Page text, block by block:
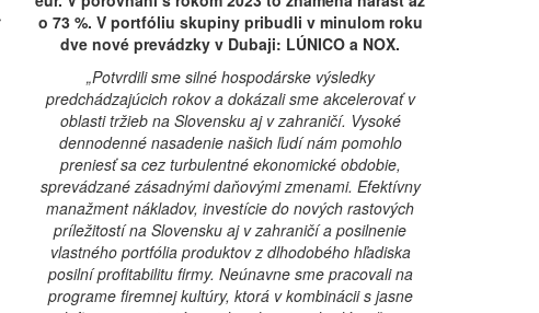
o 73 %. V portfóliu skupiny pribudli v minulom roku
dve nové prevádzky v Dubaji: LÚNICO a NOX.
„Potvrdili sme silné hospodárske výsledky
predchádzajúcich rokov a dokázali sme akcelerovať v
oblasti tržieb na Slovensku aj v zahraničí. Vysoké
dennodenné nasadenie našich ľudí nám pomohlo
preniesť sa cez turbulentné ekonomické obdobie,
sprevádzané zásadnými daňovými zmenami. Efektívny
manažment nákladov, investície do nových rastových
príležitostí na Slovensku aj v zahraničí a posilnenie
vlastného portfólia produktov z dlhodobého hľadiska
posilní profitabilitu firmy. Neúnavne sme pracovali na
programe firemnej kultúry, ktorá v kombinácii s jasne